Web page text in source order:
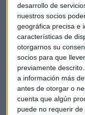
desarrollo de
nuestros socios
geográfica precisa e
características de
otorgarnos su
socios para que
previamente
a información más
antes de otorgar o
cuenta que algún
puede no requerir
"El mercado se
velocidad del
estrategias para los
bolsa española y
Bolsa Apple
CMC Markets